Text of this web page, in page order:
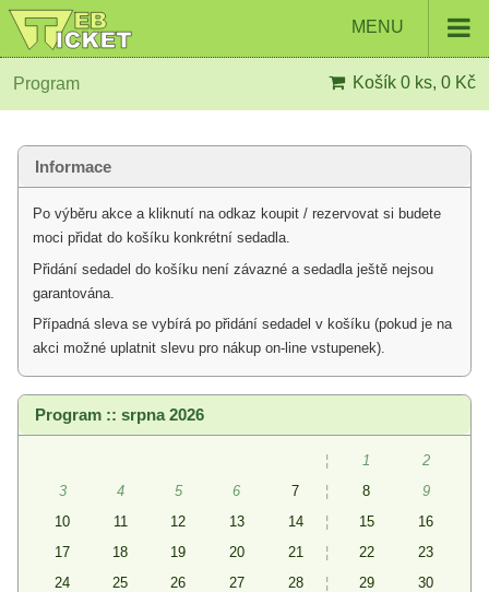
MENU
Program Košík 0 ks, 0 Kč
Informace
Po výběru akce a kliknutí na odkaz koupit / rezervovat si budete
moci přidat do košíku konkrétní sedadla.
Přidání sedadel do košíku není závazné a sedadla ještě nejsou
garantována.
Případná sleva se vybírá po přidání sedadel v košíku (pokud je na
akci možné uplatnit slevu pro nákup on-line vstupenek).
Program :: srpna 2026
¦ 1
2
3
4 5 6 7 ¦ 8
9
10
11 12 13 14 ¦ 15
16
17
18 19 20 21 ¦ 22
23
24
25 26 27 28 ¦ 29
30